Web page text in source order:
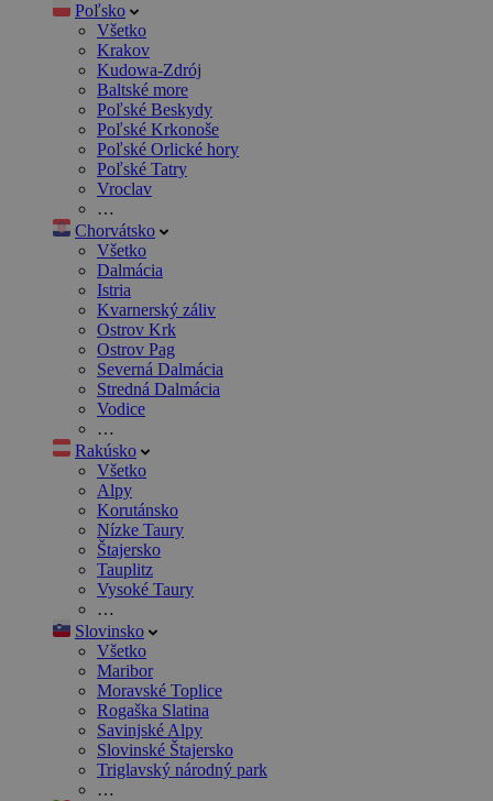
Poľsko
Všetko
Krakov
Kudowa-Zdrój
Baltské more
Poľské Beskydy
Poľské Krkonoše
Poľské Orlické hory
Poľské Tatry
Vroclav
…
Chorvátsko
Všetko
Dalmácia
Istria
Kvarnerský záliv
Ostrov Krk
Ostrov Pag
Severná Dalmácia
Stredná Dalmácia
Vodice
…
Rakúsko
Všetko
Alpy
Korutánsko
Nízke Taury
Štajersko
Tauplitz
Vysoké Taury
…
Slovinsko
Všetko
Maribor
Moravské Toplice
Rogaška Slatina
Savinjské Alpy
Slovinské Štajersko
Triglavský národný park
…